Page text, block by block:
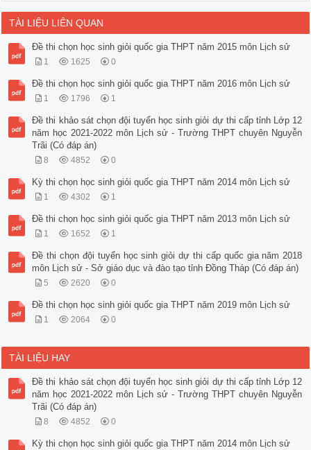
TÀI LIỆU LIÊN QUAN
Đề thi chọn học sinh giỏi quốc gia THPT năm 2015 môn Lịch sử
1 1625 0
Đề thi chọn học sinh giỏi quốc gia THPT năm 2016 môn Lịch sử
1 1796 1
Đề thi khảo sát chọn đội tuyển học sinh giỏi dự thi cấp tỉnh Lớp 12
năm học 2021-2022 môn Lịch sử - Trường THPT chuyên Nguyễn
Trãi (Có đáp án)
8 4852 0
Kỳ thi chọn học sinh giỏi quốc gia THPT năm 2014 môn Lịch sử
1 4302 1
Đề thi chọn học sinh giỏi quốc gia THPT năm 2013 môn Lịch sử
1 1652 1
Đề thi chọn đội tuyển học sinh giỏi dự thi cấp quốc gia năm 2018
môn Lịch sử - Sở giáo dục và đào tạo tỉnh Đồng Tháp (Có đáp án)
5 2620 0
Đề thi chọn học sinh giỏi quốc gia THPT năm 2019 môn Lịch sử
1 2064 0
TÀI LIỆU HAY
Đề thi khảo sát chọn đội tuyển học sinh giỏi dự thi cấp tỉnh Lớp 12
năm học 2021-2022 môn Lịch sử - Trường THPT chuyên Nguyễn
Trãi (Có đáp án)
8 4852 0
Kỳ thi chọn học sinh giỏi quốc gia THPT năm 2014 môn Lịch sử